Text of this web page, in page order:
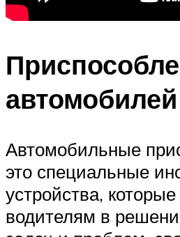
автомобилей
Автомобильные
это специальные
устройства,
водителям в